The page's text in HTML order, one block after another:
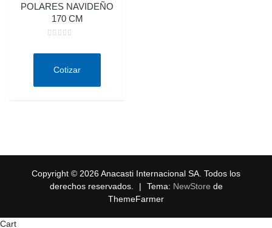
POLARES NAVIDEÑO
170 CM
deCotizar
Copyright © 2026 Anacasti Internacional SA. Todos los
derechos reservados.
| Tema: NewStore de
ThemeFarmer
Cart